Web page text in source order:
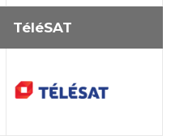
TéléSAT